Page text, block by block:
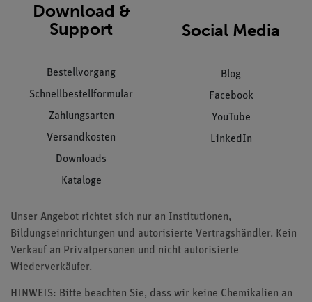
Download &
Support
Bestellvorgang
Schnellbestellformular
Zahlungsarten
Versandkosten
Downloads
Kataloge
Social Media
Blog
Facebook
YouTube
LinkedIn
Unser Angebot richtet sich nur an Institutionen,
Bildungseinrichtungen und autorisierte Vertragshändler. Kein
Verkauf an Privatpersonen und nicht autorisierte
Wiederverkäufer.
HINWEIS: Bitte beachten Sie, dass wir keine Chemikalien an